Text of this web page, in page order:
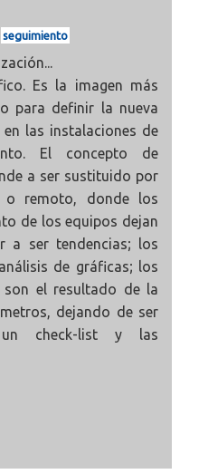
seguimiento
Es la imagen más
para definir la nueva
las instalaciones de
El concepto de
a ser sustituido por
remoto, donde los
de los equipos dejan
a ser tendencias; los
de gráficas; los
el resultado de la
dejando de ser
un check-list y las